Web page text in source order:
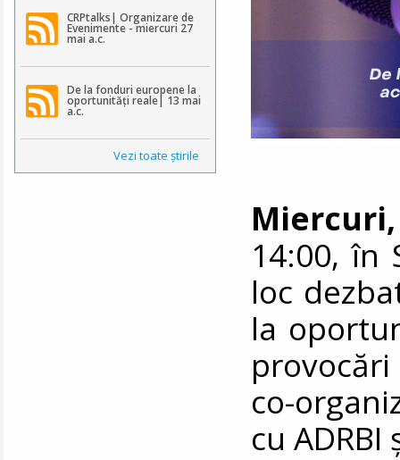
CRPtalks| Organizare de
Evenimente - miercuri 27
mai a.c.
De la fonduri europene la
oportunități reale| 13 mai
a.c.
Vezi toate ştirile
Miercuri,
14:00, în
loc
la
co-
cu ADRBI